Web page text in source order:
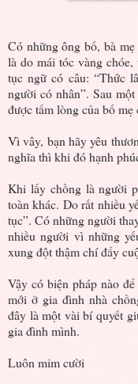
Có những ông bố, bà
là do mái tóc vàng
tục ngữ có câu: “Thức
người có nhân”. Sau
được tấm lòng của bố mẹ
Vì vây, bạn hãy yêu
nghĩa thì khi đó hạnh
Khi lấy chồng là người
toàn khác. Do rất nhiều
tục”. Có những người
nhiều người vì những
xung đột thậm chí đẩy
Vậy có biện pháp nào
mới ở gia đình nhà
đây là một vài bí quyết
gia đình mình.
Luôn mỉm cười